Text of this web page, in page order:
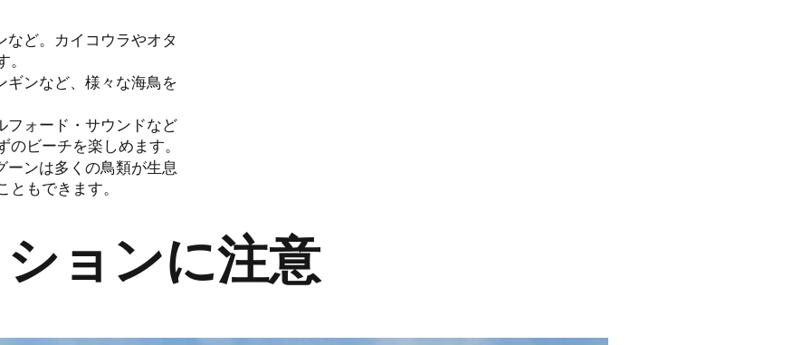
ど。カイコウラやオタ
。
ンなど、様々な海鳥を
ォード・サウンドなど
ビーチを楽しめます。
ンは多くの鳥類が生息
もできます。
ョンに注意